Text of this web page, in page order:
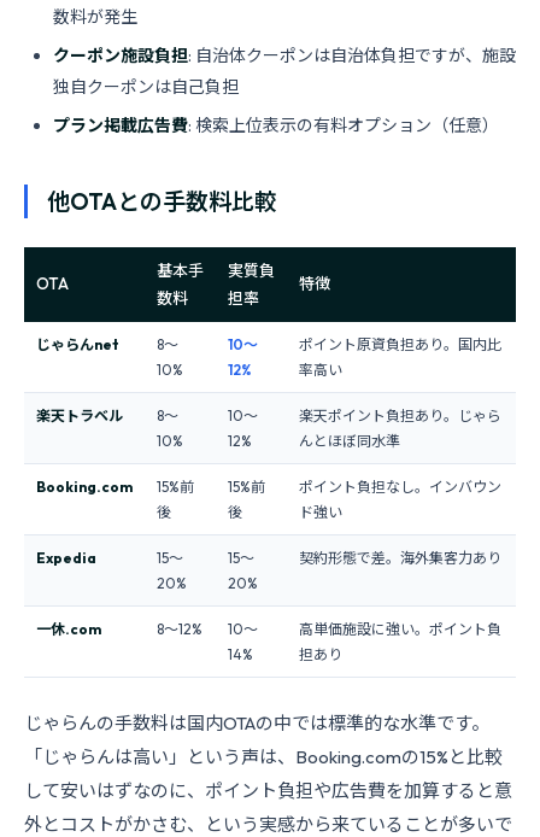
数料が発生
クーポン施設負担: 自治体クーポンは自治体負担ですが、施設
独自クーポンは自己負担
プラン掲載広告費: 検索上位表示の有料オプション（任意）
他OTAとの手数料比較
OTA
基本手
数料
実質負
担率
特徴
じゃらんnet
8〜
10%
10〜
12%
ポイント原資負担あり。国内比
率高い
楽天トラベル
8〜
10%
10〜
12%
楽天ポイント負担あり。じゃら
んとほぼ同水準
Booking.com
15%前
後
15%前
後
ポイント負担なし。インバウン
ド強い
Expedia
15〜
20%
15〜
20%
契約形態で差。海外集客力あり
一休.com 8〜12%
10〜
14%
高単価施設に強い。ポイント負
担あり
じゃらんの手数料は国内OTAの中では標準的な水準です。
「じゃらんは高い」という声は、Booking.comの15%と比較
して安いはずなのに、ポイント負担や広告費を加算すると意
外とコストがかさむ、という実感から来ていることが多いで